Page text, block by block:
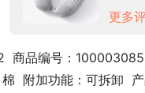
更多
商品编号：
附加功能：可拆卸